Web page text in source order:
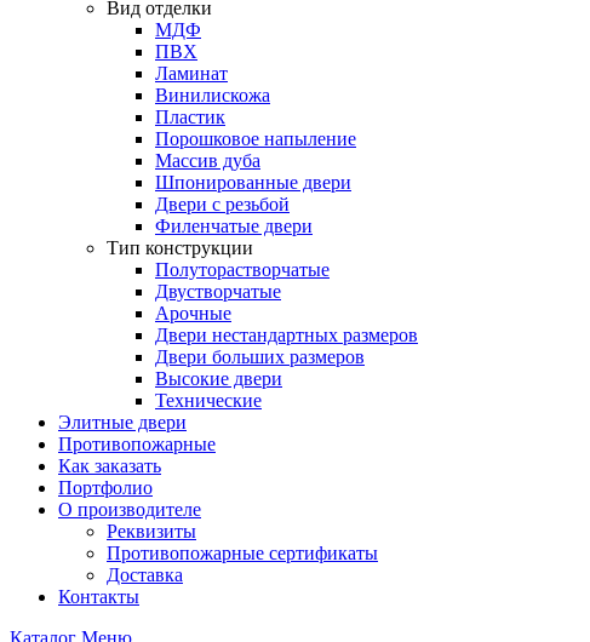
Вид отделки
МДФ
ПВХ
Ламинат
Винилискожа
Пластик
Порошковое напыление
Массив дуба
Шпонированные двери
Двери с резьбой
Филенчатые двери
Тип конструкции
Полуторастворчатые
Двустворчатые
Арочные
Двери нестандартных размеров
Двери больших размеров
Высокие двери
Технические
Элитные двери
Противопожарные
Как заказать
Портфолио
О производителе
Реквизиты
Противопожарные сертификаты
Доставка
Контакты